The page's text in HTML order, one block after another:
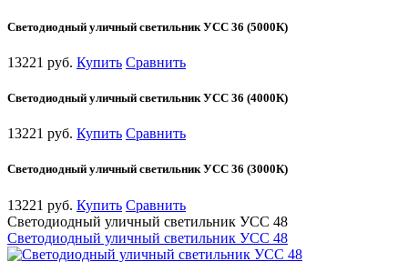
Светодиодный уличный светильник УСС 36 (5000К)
13221 руб. Купить Сравнить
Светодиодный уличный светильник УСС 36 (4000К)
13221 руб. Купить Сравнить
Светодиодный уличный светильник УСС 36 (3000К)
13221 руб. Купить Сравнить
Светодиодный уличный светильник УСС 48
Светодиодный уличный светильник УСС 48